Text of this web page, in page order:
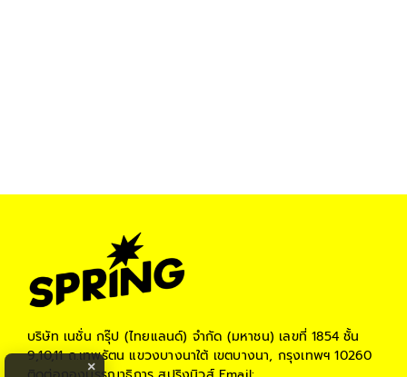
บริษัท เนชั่น กรุ๊ป (ไทยแลนด์) จำกัด (มหาชน) เลขที่ 1854 ชั้น
9,10,11 ถ.เทพรัตน แขวงบางนาใต้ เขตบางนา, กรุงเทพฯ 10260
×